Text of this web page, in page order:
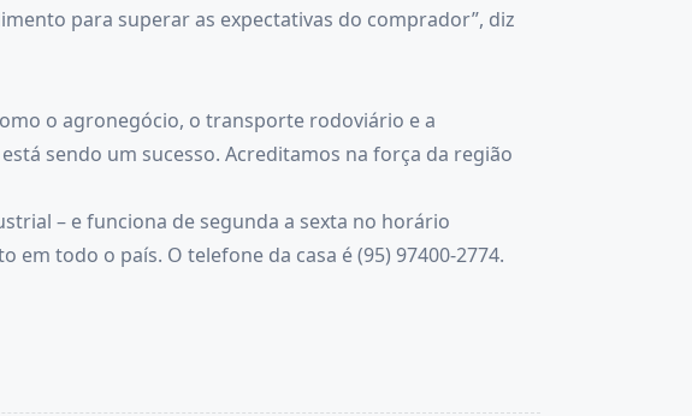
para superar as expectativas do comprador”, diz
o agronegócio, o transporte rodoviário e a
sendo um sucesso. Acreditamos na força da região
– e funciona de segunda a sexta no horário
todo o país. O telefone da casa é (95) 97400-2774.